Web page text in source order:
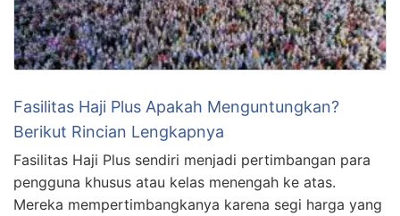
Fasilitas Haji Plus Apakah Menguntungkan?
Berikut Rincian Lengkapnya
Fasilitas Haji Plus sendiri menjadi pertimbangan para
pengguna khusus atau kelas menengah ke atas.
Mereka mempertimbangkanya karena segi harga yang